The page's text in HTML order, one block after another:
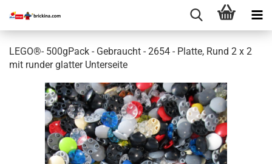
LEGO®- 500gPack - Gebraucht - 2654 - Platte, Rund 2 x 2
mit runder glatter Unterseite